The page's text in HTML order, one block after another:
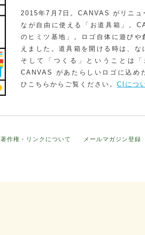
2015年7月7日。CANVAS がリニュ
なが自由に使える「お道具箱」。
のヒミツ基地」。ロゴ自体に遊び
えました。道具箱を開ける時は、
そして「つくる」ということは
CANVAS があたらしいロゴに込め
ひこちらからご覧ください。 CIにつ
著作権・リンクについて メールマガジン登録